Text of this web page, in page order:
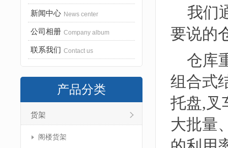
新闻中心 News center
公司相册 Company album
联系我们 Contact us
产品分类
货架
阁楼货架
我们
要说的
仓库
组合式
托盘,叉
大批量